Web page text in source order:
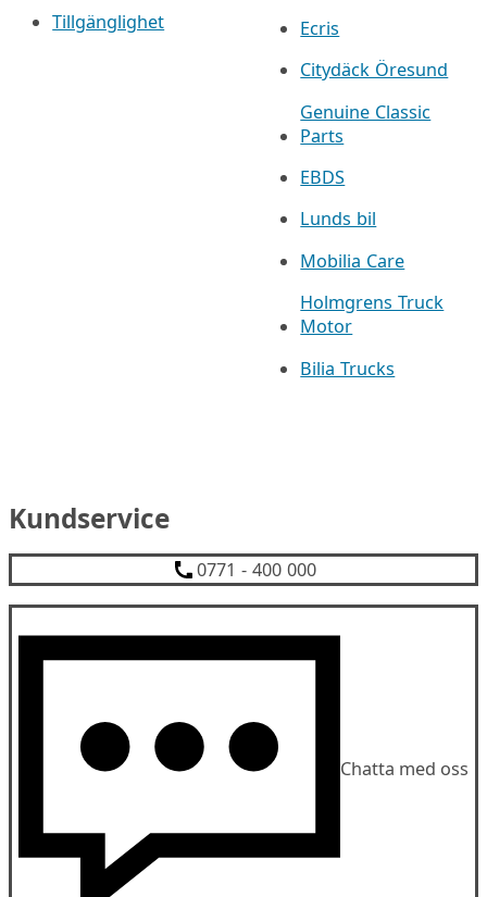
Tillgänglighet
Ecris
Citydäck Öresund
Genuine Classic
Parts
EBDS
Lunds bil
Mobilia Care
Holmgrens Truck
Motor
Bilia Trucks
Kundservice
0771 - 400 000
Chatta med oss